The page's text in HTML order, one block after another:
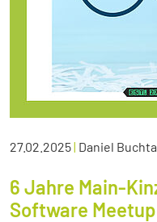
27.02.2025| Daniel Buchta
6 Jahre Main-
Software